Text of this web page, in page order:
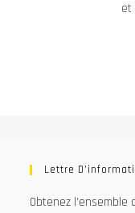
et
Lettre
Obtenez